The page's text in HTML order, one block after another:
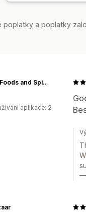
a poplatky
Kusakka Foods and Spices
aplikace: 2
—